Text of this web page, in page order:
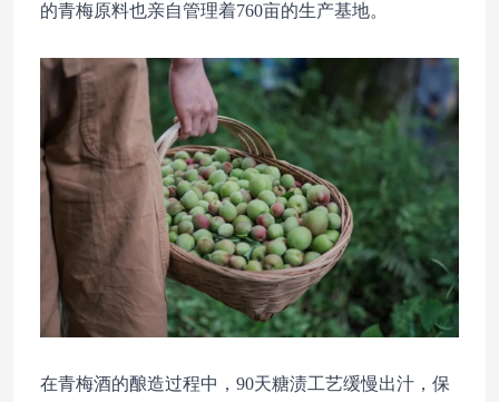
的青梅原料也亲自管理着760亩的生产基地。
在青梅酒的酿造过程中，90天糖渍工艺缓慢出汁，保